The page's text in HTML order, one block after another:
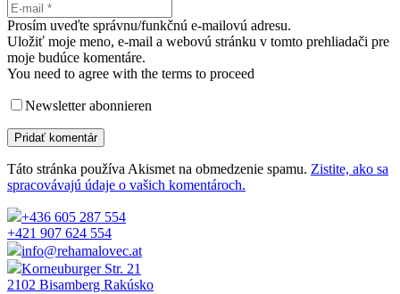
Prosím uveďte správnu/funkčnú e-mailovú adresu.
Uložiť moje meno, e-mail a webovú stránku v tomto prehliadači pre
moje budúce komentáre.
You need to agree with the terms to proceed
Newsletter abonnieren
Pridať komentár
Táto stránka používa Akismet na obmedzenie spamu. Zistite, ako sa
spracovávajú údaje o vašich komentároch.
+436 605 287 554
+421 907 624 554
info@rehamalovec.at
Korneuburger Str. 21
2102 Bisamberg Rakúsko